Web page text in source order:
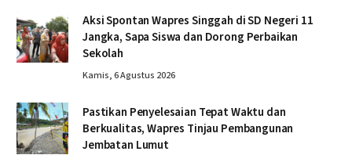
Aksi Spontan Wapres Singgah di SD Negeri 11
Jangka, Sapa Siswa dan Dorong Perbaikan
Sekolah
Kamis, 6 Agustus 2026
Pastikan Penyelesaian Tepat Waktu dan
Berkualitas, Wapres Tinjau Pembangunan
Jembatan Lumut